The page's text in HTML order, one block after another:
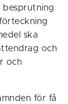
ska
och
och
för få